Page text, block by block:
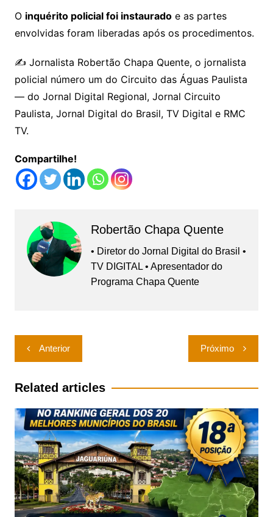
O inquérito policial foi instauradoe as partes
envolvidas foram liberadas após os procedimentos.
✍️ Jornalista Robertão Chapa Quente, o jornalista
policial número um do Circuito das Águas Paulista
— do Jornal Digital Regional, Jornal Circuito
Paulista, Jornal Digital do Brasil, TV Digital e RMC
TV.
Compartilhe!
Robertão Chapa Quente
• Diretor do Jornal Digital do Brasil •
TV DIGITAL • Apresentador do
Programa Chapa Quente
Navegação
de
Post
Anterior Próximo
Related articles